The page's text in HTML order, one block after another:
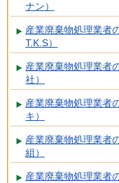
ナン）
産業廃棄物処理業者
T.K.S）
産業廃棄物処理業者
社）
産業廃棄物処理業者
キ）
産業廃棄物処理業者
組）
産業廃棄物処理業者